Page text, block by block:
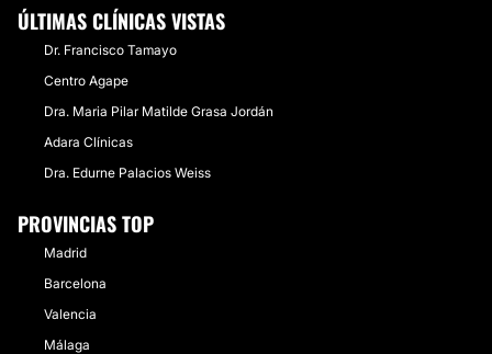
ÚLTIMAS CLÍNICAS VISTAS
Dr. Francisco Tamayo
Centro Agape
Dra. Maria Pilar Matilde Grasa Jordán
Adara Clínicas
Dra. Edurne Palacios Weiss
PROVINCIAS TOP
Madrid
Barcelona
Valencia
Málaga